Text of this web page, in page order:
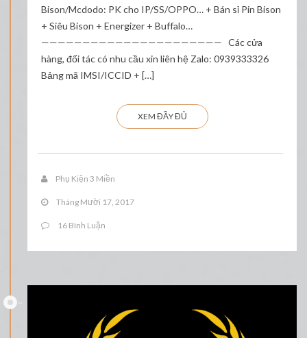
Bison/Mcdodo: PK cho IP/SS/OPPO… + Bán sỉ Pin Bison
+ Siêu Bison + Energizer + Buffalo…
—————————————————————— Các cửa
hàng, đối tác có nhu cầu xin liên hệ Zalo: 0939333326
Bảng mã IMSI/ICCID + […]
XEM ĐẦY ĐỦ
Phụ Kiện 3 Miền
Tháng Mười 17, 2017
16 Bình Luận